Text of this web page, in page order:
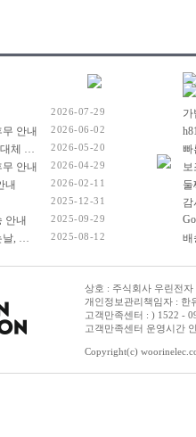
2026-07-29
안내 2026-06-02
<공지사항>부처님오신날 대체 휴무 안내 2026-05-20
안내 2026-04-29
내 2026-02-11
2025-12-31
안내 2025-09-29
<공지사항> 14일 택배없는날, 광복절 휴무 배송 안내 2025-08-12
빠
감
상호 : 주식회사 우린전
개인정보관리책임자 : 한
고객만족센터 : ) 1522 -
고객만족센터 운영시간
Copyright(c)